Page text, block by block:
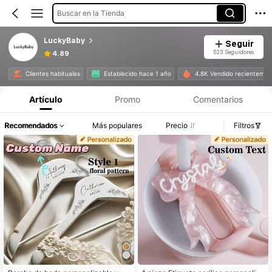
Buscar en la Tienda
LuckyBaby
4.89
Seguir
523 Seguidores
Clientes habituales Establecido hace 1 año 4.8K Vendido
Artículo Promo Comentarios
Recomendados Más populares Precio Filtros